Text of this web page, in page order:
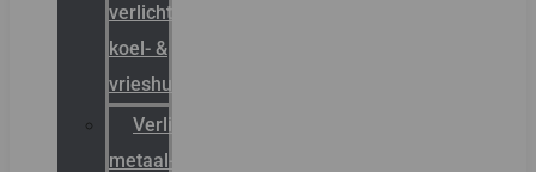
verlichting
koel- &
vrieshuizen
Verlichting
metaal-